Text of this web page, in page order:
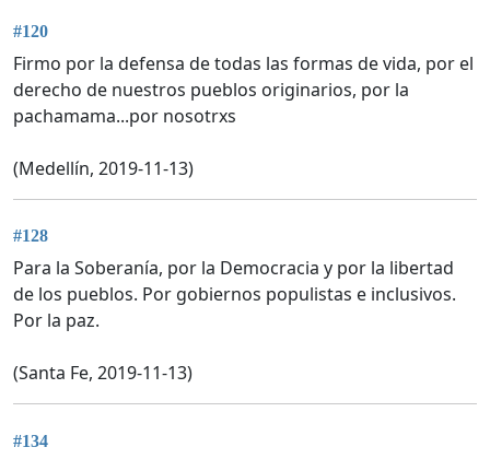
#120
Firmo por la defensa de todas las formas de vida, por el
derecho de nuestros pueblos originarios, por la
pachamama...por nosotrxs
(Medellín, 2019-11-13)
#128
Para la Soberanía, por la Democracia y por la libertad
de los pueblos. Por gobiernos populistas e inclusivos.
Por la paz.
(Santa Fe, 2019-11-13)
#134